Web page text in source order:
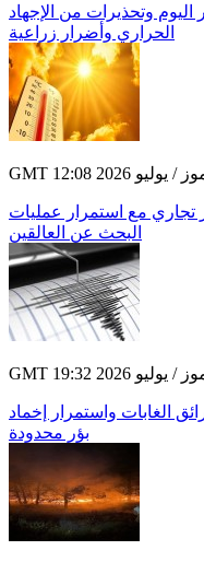
وتحذيرات من الإجهاد
الحراري وأضرار زراعية
تجاري مع استمرار عمليات
البحث عن العالقين
الغابات واستمرار إخماد
بؤر محدودة